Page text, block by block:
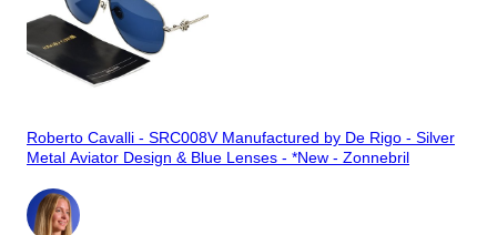
Roberto Cavalli - SRC008V Manufactured by De Rigo - Silver
Metal Aviator Design & Blue Lenses - *New - Zonnebril